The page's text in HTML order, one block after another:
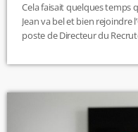
Cela faisait quelques temps
Jean va bel et bien rejoindre
poste de Directeur du
volonté de « réaffirmer son
Lyonnais opère ces